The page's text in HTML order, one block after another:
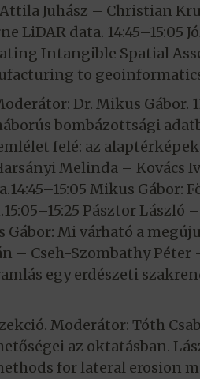
Juhász – Christian
LiDAR data. 14:45–15:05
Intangible Spatial
to
Dr. Mikus Gábor.
bombázottsági
felé: az
Melinda –
Mikus Gábor:
Pásztor
Gábor: Mi várható a
– Cseh-Szombathy
egy erdészeti
Moderátor: Tóth
az oktatásban.
for lateral erosion